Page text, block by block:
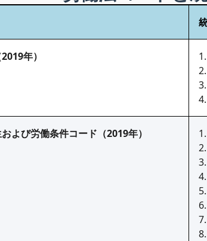
年）
よび労働条件コード（2019年）